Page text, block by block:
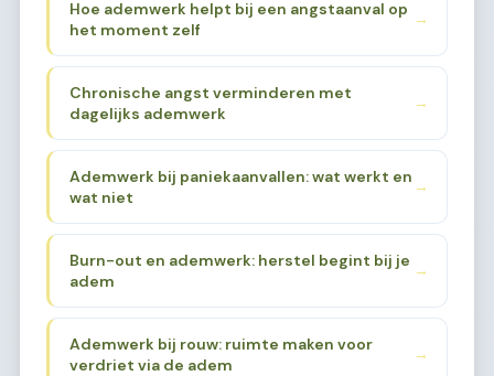
Hoe ademwerk helpt bij een angstaanval op
het moment zelf
→
Chronische angst verminderen met
dagelijks ademwerk
→
Ademwerk bij paniekaanvallen: wat werkt en
wat niet
→
Burn-out en ademwerk: herstel begint bij je
adem
→
Ademwerk bij rouw: ruimte maken voor
verdriet via de adem
→